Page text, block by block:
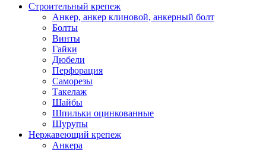
Строительный крепеж
Анкер, анкер клиновой, анкерный болт
Болты
Винты
Гайки
Дюбели
Перфорация
Саморезы
Такелаж
Шайбы
Шпильки оцинкованные
Шурупы
Нержавеющий крепеж
Анкера